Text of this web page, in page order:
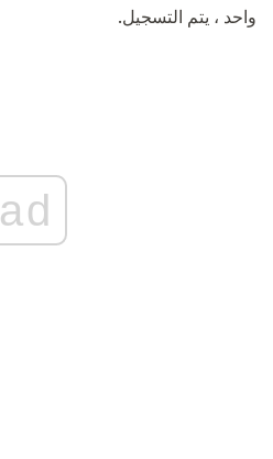
واحد ، يتم التسجيل.
ad